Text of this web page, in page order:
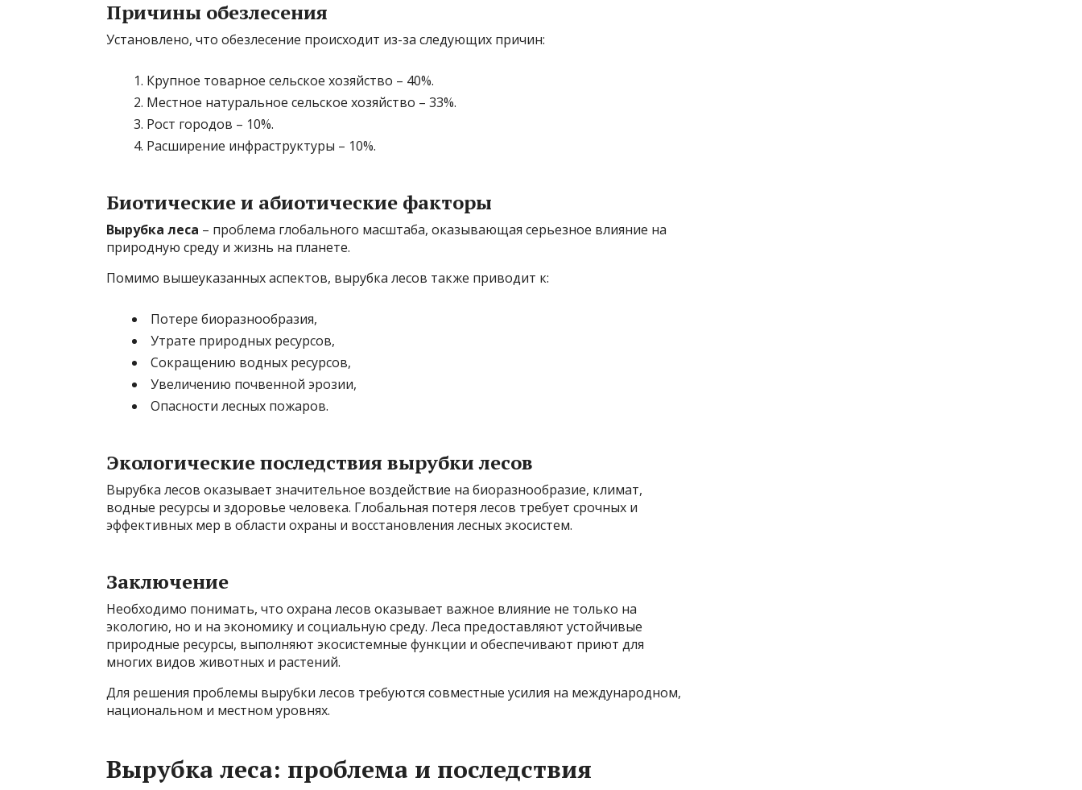
Причины обезлесения
Установлено, что обезлесение происходит из-за следующих причин:
Крупное товарное сельское хозяйство – 40%.
Местное натуральное сельское хозяйство – 33%.
Рост городов – 10%.
Расширение инфраструктуры – 10%.
Биотические и абиотические факторы
Вырубка леса – проблема глобального масштаба, оказывающая серьезное влияние на
природную среду и жизнь на планете.
Помимо вышеуказанных аспектов, вырубка лесов также приводит к:
Потере биоразнообразия,
Утрате природных ресурсов,
Сокращению водных ресурсов,
Увеличению почвенной эрозии,
Опасности лесных пожаров.
Экологические последствия вырубки лесов
Вырубка лесов оказывает значительное воздействие на биоразнообразие, климат,
водные ресурсы и здоровье человека. Глобальная потеря лесов требует срочных и
эффективных мер в области охраны и восстановления лесных экосистем.
Заключение
Необходимо понимать, что охрана лесов оказывает важное влияние не только на
экологию, но и на экономику и социальную среду. Леса предоставляют устойчивые
природные ресурсы, выполняют экосистемные функции и обеспечивают приют для
многих видов животных и растений.
Для решения проблемы вырубки лесов требуются совместные усилия на международном,
национальном и местном уровнях.
Вырубка леса: проблема и последствия